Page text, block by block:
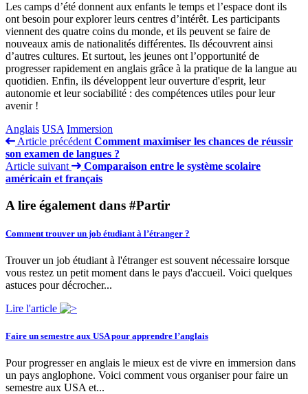
Les camps d’été donnent aux enfants le temps et l’espace dont ils
ont besoin pour explorer leurs centres d’intérêt. Les participants
viennent des quatre coins du monde, et ils peuvent se faire de
nouveaux amis de nationalités différentes. Ils découvrent ainsi
d’autres cultures. Et surtout, les jeunes ont l’opportunité de
progresser rapidement en anglais grâce à la pratique de la langue au
quotidien. Enfin, ils développent leur ouverture d'esprit, leur
autonomie et leur sociabilité : des compétences utiles pour leur
avenir !
Anglais USA Immersion
Article précédent Comment maximiser les chances de réussir
son examen de langues ?
Article suivant
Comparaison entre le système scolaire
américain et français
A lire également dans #Partir
Comment trouver un job étudiant à l’étranger ?
Trouver un job étudiant à l'étranger est souvent nécessaire lorsque
vous restez un petit moment dans le pays d'accueil. Voici quelques
astuces pour décrocher...
Lire l'article
Faire un semestre aux USA pour apprendre l’anglais
Pour progresser en anglais le mieux est de vivre en immersion dans
un pays anglophone. Voici comment vous organiser pour faire un
semestre aux USA et...